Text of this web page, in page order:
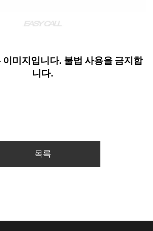
이미지입니다. 불법 사용을 금지합
니다.
목록